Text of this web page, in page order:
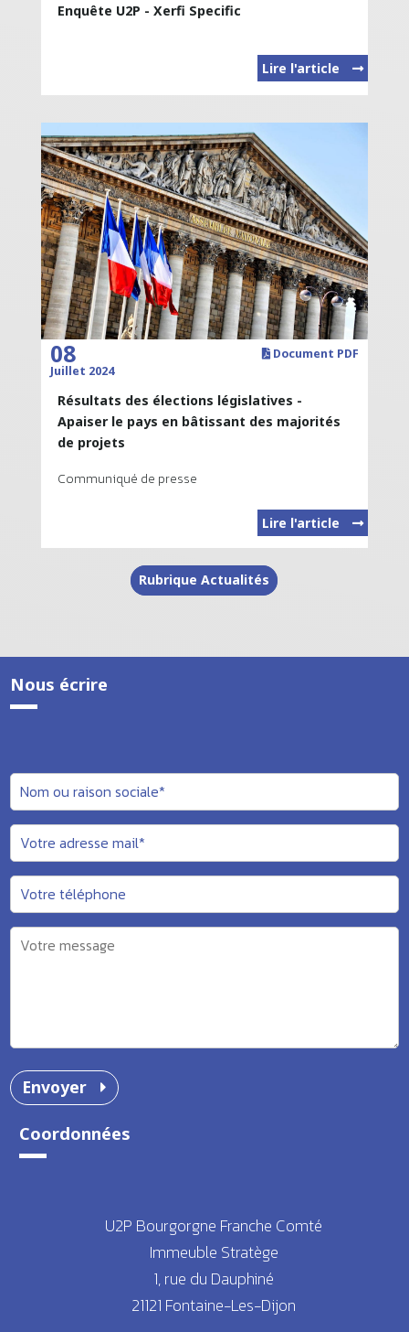
Enquête U2P - Xerfi Specific
Lire l'article
Document PDF
08
Juillet 2024
Résultats des élections législatives -
Apaiser le pays en bâtissant des majorités
de projets
Communiqué de presse
Lire l'article
Rubrique Actualités
Nous écrire
Envoyer
Coordonnées
U2P Bourgorgne Franche Comté
Immeuble Stratège
1, rue du Dauphiné
21121 Fontaine-Les-Dijon